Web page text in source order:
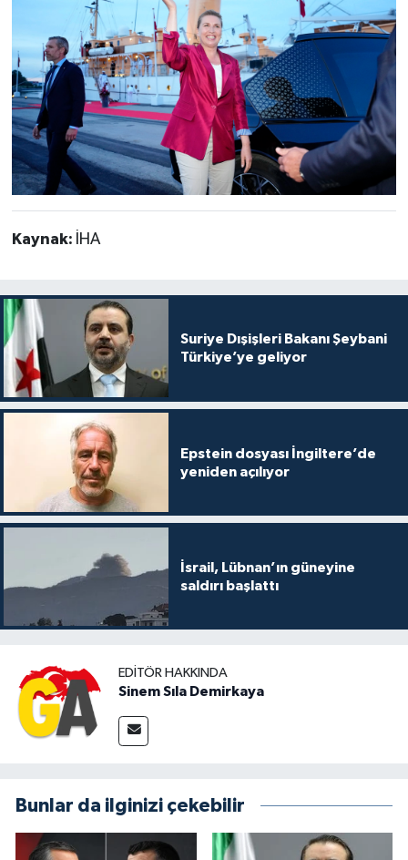
Kaynak: İHA
Suriye Dışişleri Bakanı Şeybani
Türkiye’ye geliyor
Epstein dosyası İngiltere’de
yeniden açılıyor
İsrail, Lübnan’ın güneyine
saldırı başlattı
EDITÖR HAKKINDA
Sinem Sıla Demirkaya
Bunlar da ilginizi çekebilir